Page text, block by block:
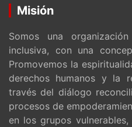
Misión
Somos una
inclusiva, con una
Promovemos la
derechos humanos y la
través del diálogo
procesos de
en los grupos